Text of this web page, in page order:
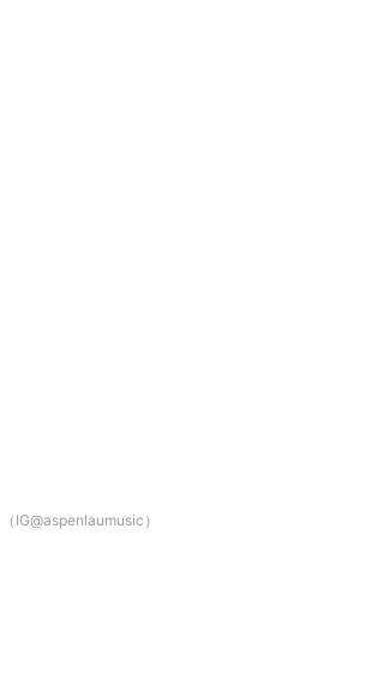
IG@aspenlaumusic）